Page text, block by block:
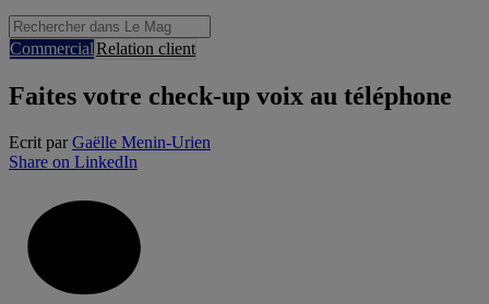
CommercialRelation client
Faites votre check-up voix au téléphone
Ecrit parGaëlle Menin-Urien
Share on LinkedIn